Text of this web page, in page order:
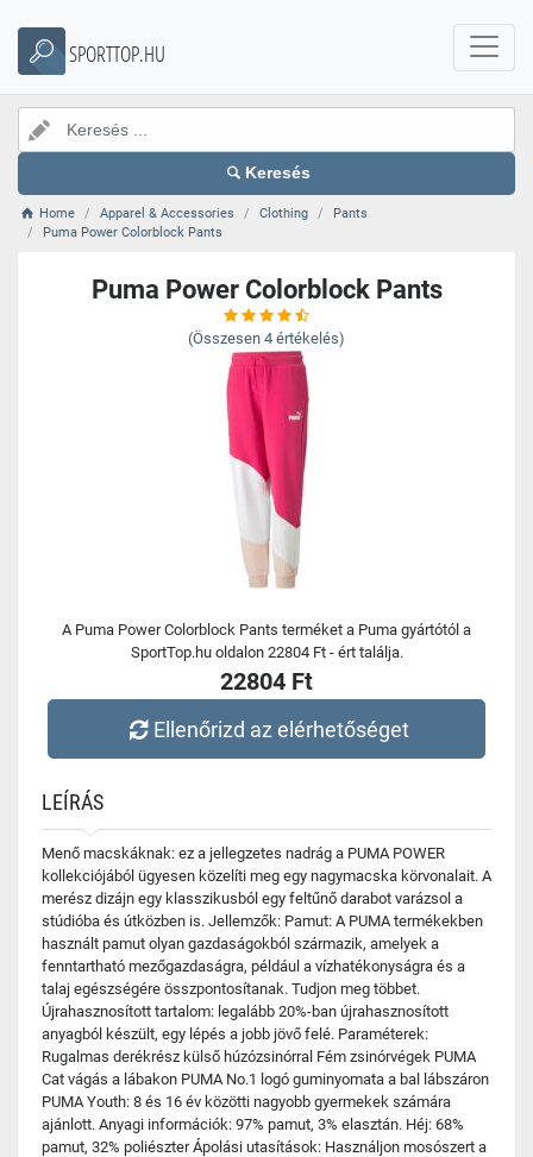
SPORTTOP.HU
Keresés
Home Apparel & Accessories Clothing
Pants
Puma Power Colorblock Pants
Puma Power Colorblock Pants
(Összesen 4 értékelés)
A Puma Power Colorblock Pants terméket a Puma gyártótól a
SportTop.hu oldalon 22804 Ft - ért találja.
22804 Ft
Ellenőrizd az elérhetőséget
LEÍRÁS
Menő macskáknak: ez a jellegzetes nadrág a PUMA POWER
kollekciójából ügyesen közelíti meg egy nagymacska körvonalait. A
merész dizájn egy klasszikusból egy feltűnő darabot varázsol a
stúdióba és útközben is. Jellemzők: Pamut: A PUMA termékekben
használt pamut olyan gazdaságokból származik, amelyek a
fenntartható mezőgazdaságra, például a vízhatékonyságra és a
talaj egészségére összpontosítanak. Tudjon meg többet.
Újrahasznosított tartalom: legalább 20%-ban újrahasznosított
anyagból készült, egy lépés a jobb jövő felé. Paraméterek:
Rugalmas derékrész külső húzózsinórral Fém zsinórvégek PUMA
Cat vágás a lábakon PUMA No.1 logó guminyomata a bal lábszáron
PUMA Youth: 8 és 16 év közötti nagyobb gyermekek számára
ajánlott. Anyagi információk: 97% pamut, 3% elasztán. Héj: 68%
pamut, 32% poliészter Ápolási utasítások: Használjon mosószert a